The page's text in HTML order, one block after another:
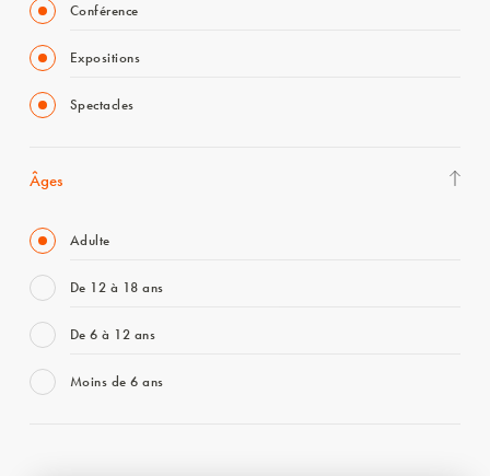
Conférence
Expositions
Spectacles
Âges
Adulte
De 12 à 18 ans
De 6 à 12 ans
Moins de 6 ans